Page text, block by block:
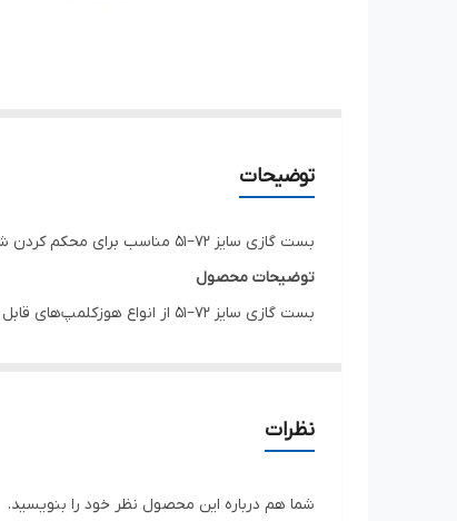
توضیحات
بست گازی سایز ۷۲–۵۱ مناسب برای محکم کردن شیلنگ‌ها و لوله‌هایی با قطر ۵۱ تا ۷۲ میلی‌متر. گزینه‌ای مناسب برای کاربردهای صنعتی، تاسیساتی و خودرویی با نصب سریع و اتصال ایمن.
توضیحات محصول
بست گازی سایز ۷۲–۵۱ از
بازه تنظیم: ۵۱ تا ۷۲ میلی‌متر
نصب آسان با پیچ‌گوشتی یا آچار
نظرات
شما هم درباره این محصول نظر خود را بنویسید.